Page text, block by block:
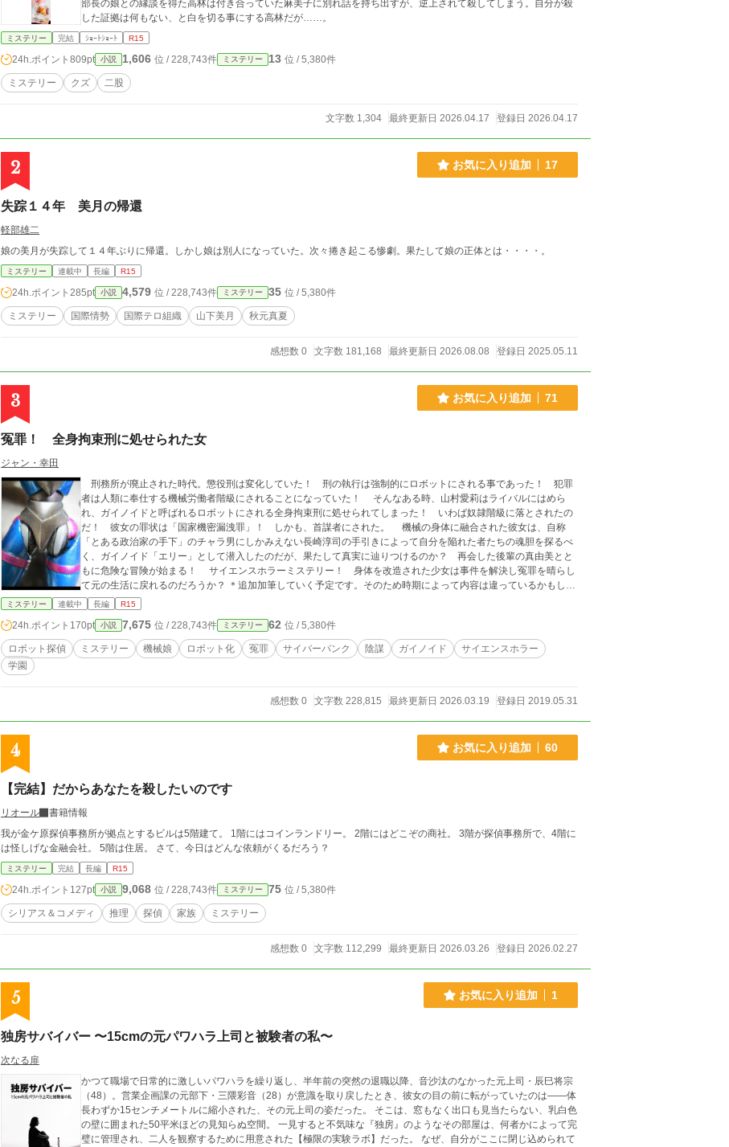
部長の娘との縁談を得た高林は付き合っていた麻美子に別れ話を持ち出すが、逆上されて殺してしまう。自分が殺
した証拠は何もない、と白を切る事にする高林だが……。
ミステリー 完結 ｼｮｰﾄｼｮｰﾄ R15
24h.ポイント 809pt 小説 1,606 位 / 228,743件 ミステリー 13 位 / 5,380件
ミステリー クズ 二股
文字数 1,304 最終更新日 2026.04.17 登録日 2026.04.17
2 お気に入り追加 17
失踪１４年 美月の帰還
軽部雄二
娘の美月が失踪して１４年ぶりに帰還。しかし娘は別人になっていた。次々捲き起こる惨劇。果たして娘の正体とは・・・・。
ミステリー 連載中 長編 R15
24h.ポイント 285pt 小説 4,579 位 / 228,743件 ミステリー 35 位 / 5,380件
ミステリー 国際情勢 国際テロ組織 山下美月 秋元真夏
感想数 0 文字数 181,168 最終更新日 2026.08.08 登録日 2025.05.11
3 お気に入り追加 71
冤罪！ 全身拘束刑に処せられた女
ジャン・幸田
刑務所が廃止された時代。懲役刑は変化していた！ 刑の執行は強制的にロボットにされる事であった！ 犯罪
者は人類に奉仕する機械労働者階級にされることになっていた！ そんなある時、山村愛莉はライバルにはめら
れ、ガイノイドと呼ばれるロボットにされる全身拘束刑に処せられてしまった！ いわば奴隷階級に落とされたの
だ！ 彼女の罪状は「国家機密漏洩罪」！ しかも、首謀者にされた。 機械の身体に融合された彼女は、自称
「とある政治家の手下」のチャラ男にしかみえない長崎淳司の手引きによって自分を陥れた者たちの魂胆を探るべ
く、ガイノイド「エリー」として潜入したのだが、果たして真実に辿りつけるのか？ 再会した後輩の真由美とと
もに危険な冒険が始まる！ サイエンスホラーミステリー！ 身体を改造された少女は事件を解決し冤罪を晴らし
て元の生活に戻れるのだろうか？ ＊追加加筆していく予定です。そのため時期によって内容は違っているかもしれ
ません、よろしくお願いしますね！ ＊他の投稿小説サイトでも公開しておりますが、基本的に内容は同じです。 *
ミステリー 連載中 長編 R15
24h.ポイント 170pt 小説 7,675 位 / 228,743件 ミステリー 62 位 / 5,380件
ロボット探偵 ミステリー 機械娘 ロボット化 冤罪 サイバーパンク 陰謀 ガイノイド
サイエンスホラー
学園
感想数 0 文字数 228,815 最終更新日 2026.03.19 登録日 2019.05.31
4 お気に入り追加 60
【完結】だからあなたを殺したいのです
リオール
書籍情報
我が金ケ原探偵事務所が拠点とするビルは5階建て。 1階にはコインランドリー。 2階にはどこぞの商社。 3階が探偵事務所で、4階に
は怪しげな金融会社。 5階は住居。 さて、今日はどんな依頼がくるだろう？
ミステリー 完結 長編 R15
24h.ポイント 127pt 小説 9,068 位 / 228,743件 ミステリー 75 位 / 5,380件
シリアス＆コメディ 推理 探偵 家族 ミステリー
感想数 0 文字数 112,299 最終更新日 2026.03.26 登録日 2026.02.27
5 お気に入り追加 1
独房サバイバー 〜15cmの元パワハラ上司と被験者の私〜
次なる扉
かつて職場で日常的に激しいパワハラを繰り返し、半年前の突然の退職以降、音沙汰のなかった元上司・辰巳将宗
（48）。営業企画課の元部下・三隈彩音（28）が意識を取り戻したとき、彼女の目の前に転がっていたのは――体
長わずか15センチメートルに縮小された、その元上司の姿だった。 そこは、窓もなく出口も見当たらない、乳白色
の壁に囲まれた50平米ほどの見知らぬ空間。 一見すると不気味な『独房』のようなその部屋は、何者かによって完
璧に管理され、二人を観察するために用意された【極限の実験ラボ】だった。 なぜ、自分がここに閉じ込められて